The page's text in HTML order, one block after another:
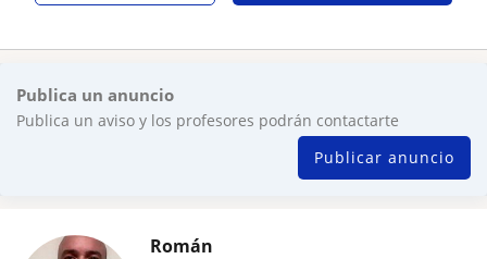
Publica un anuncio
Publica un aviso y los profesores podrán contactarte
Publicar anuncio
Román